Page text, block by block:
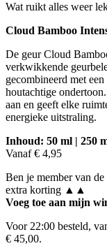
Wat ruikt alles weer
Cloud Bamboo
De geur Cloud
verkwikkende
gecombineerd met
houtachtige
aan en geeft elke
energieke uitstraling.
Inhoud: 50 ml | 250
Vanaf € 4,95
Ben je member van
extra korting ▲▲
Voeg toe aan mijn
Voor 22:00 besteld,
€ 45,00.